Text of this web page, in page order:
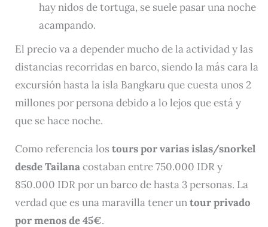
hay nidos de tortuga, se suele pasar una noche
acampando.
El precio va a depender mucho de la actividad y las
distancias recorridas en barco, siendo la más cara la
excursión hasta la isla Bangkaru que cuesta unos 2
millones por persona debido a lo lejos que está y
que se hace noche.
Como referencia los tours por varias islas/snorkel
desde Tailanacostaban entre 750.000 IDR y
850.000 IDR por un barco de hasta 3 personas. La
verdad que es una maravilla tener untour privado
por menos de 45€.